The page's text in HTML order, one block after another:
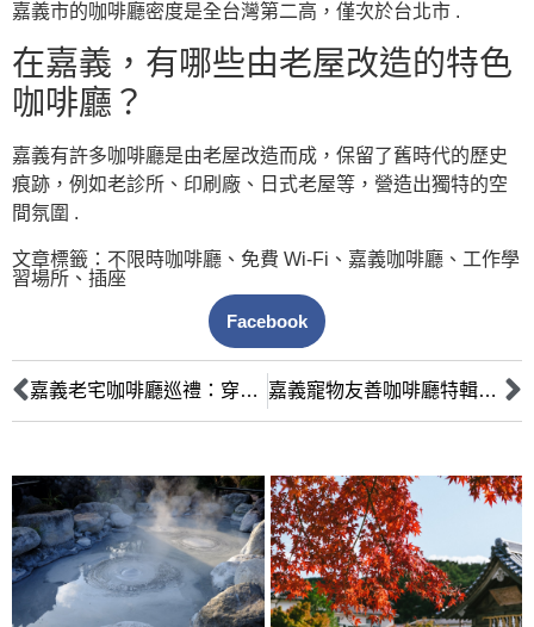
嘉義市的咖啡廳密度是全台灣第二高，僅次於台北市 .
在嘉義，有哪些由老屋改造的特色
咖啡廳？
嘉義有許多咖啡廳是由老屋改造而成，保留了舊時代的歷史
痕跡，例如老診所、印刷廠、日式老屋等，營造出獨特的空
間氛圍 .
文章標籤： 不限時咖啡廳 、 免費 Wi-Fi 、 嘉義咖啡廳 、 工作學
習場所 、 插座
Facebook
嘉義老宅咖啡廳巡禮：穿越時空的文青必訪清單與推薦單品 嘉義寵物友善咖啡廳特輯：毛孩的下午茶時光，安心空間大公開